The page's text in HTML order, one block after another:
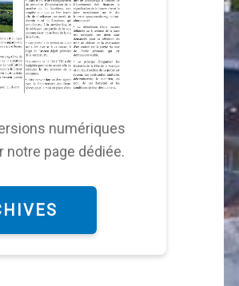
numériques
notre page dédiée.